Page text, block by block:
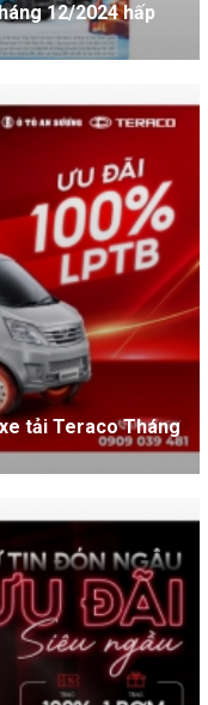
12/2024 hấp
tải Teraco Tháng